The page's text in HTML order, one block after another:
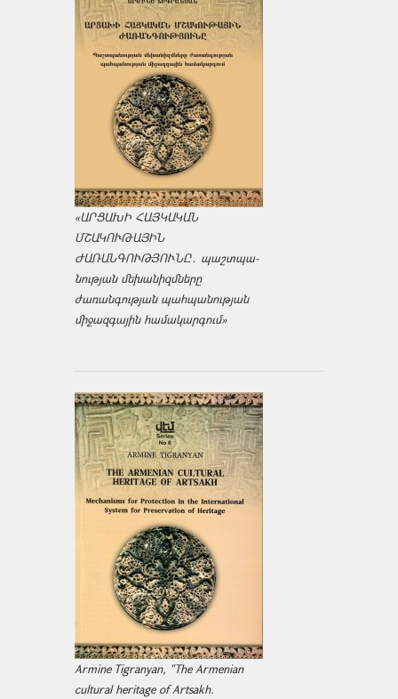
«ԱՐՑԱԽԻ ՀԱՅԿԱԿԱՆ
ՄՇԱԿՈՒԹԱՅԻՆ
ԺԱՌԱՆԳՈՒԹՅՈՒՆԸ․ պաշտպա­
նության մեխանիզմները
ժառանգության պահպանության
միջազ­գային համակարգում»
Armine Tigranyan, "The Armenian
cultural heritage of Artsakh.